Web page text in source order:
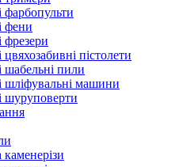
фарбопульти
фени
фрезери
пістолети
шабельні пили
шліфувальні машини
шуруповерти
каменерізи